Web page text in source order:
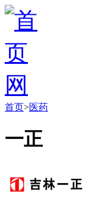
首页>医药
一正